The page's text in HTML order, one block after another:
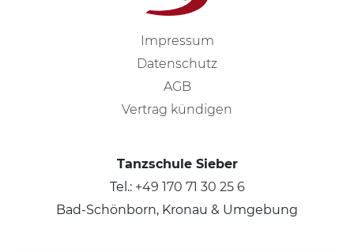
Impressum
Datenschutz
AGB
Vertrag kündigen
Tanzschule Sieber
Tel.: +49 170 71 30 25 6
Bad-Schönborn, Kronau & Umgebung